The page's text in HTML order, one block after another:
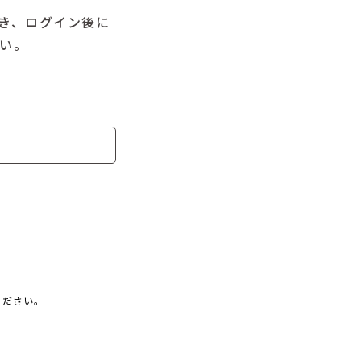
、ログイン後に
。
さい。